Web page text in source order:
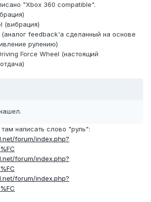
"Xbox 360 compatible".
(вибрация)
feedback'а сделанный на основе
рулению)
Force Wheel (настоящий
написать слово "руль":
forum/index.php?
forum/index.php?
forum/index.php?